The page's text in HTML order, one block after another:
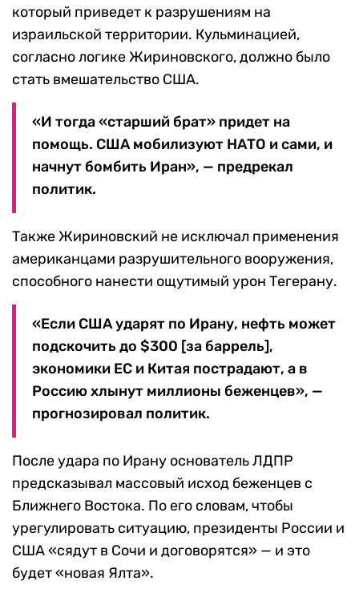
который приведет к разрушениям на
израильской территории. Кульминацией,
согласно логике Жириновского, должно было
стать вмешательство США.
«И тогда «старший брат» придет на
помощь. США мобилизуют НАТО и сами, и
начнут бомбить Иран», — предрекал
политик.
Также Жириновский не исключал применения
американцами разрушительного вооружения,
способного нанести ощутимый урон Тегерану.
«Если США ударят по Ирану, нефть может
подскочить до $300 [за баррель],
экономики ЕС и Китая пострадают, а в
Россию хлынут миллионы беженцев», —
прогнозировал политик.
После удара по Ирану основатель ЛДПР
предсказывал массовый исход беженцев с
Ближнего Востока. По его словам, чтобы
урегулировать ситуацию, президенты России и
США «сядут в Сочи и договорятся» — и это
будет «новая Ялта».